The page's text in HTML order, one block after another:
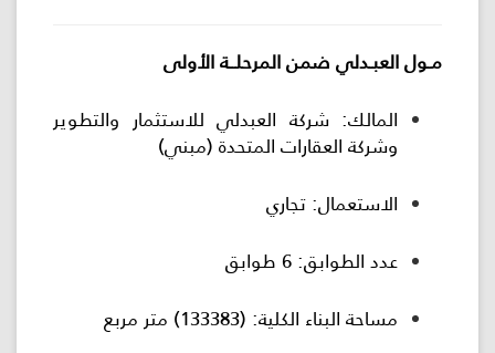
مـول العبـدلي ضمن المرحلــة الأولى
المالك: شركة العبدلي للاستثمار والتطوير
وشركة العقارات المتحدة (مبني)
الاستعمال: تجاري
عدد الطوابق: 6 طوابق
مساحة البناء الكلية: (133383) متر مربع